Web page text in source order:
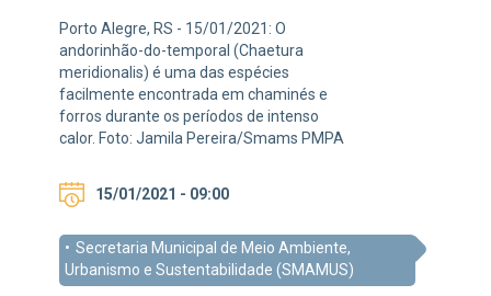
Porto Alegre, RS - 15/01/2021: O
andorinhão-do-temporal (Chaetura
meridionalis) é uma das espécies
facilmente encontrada em chaminés e
forros durante os períodos de intenso
calor. Foto: Jamila Pereira/Smams PMPA
15/01/2021 - 09:00
Secretaria Municipal de Meio Ambiente,
Urbanismo e Sustentabilidade (SMAMUS)